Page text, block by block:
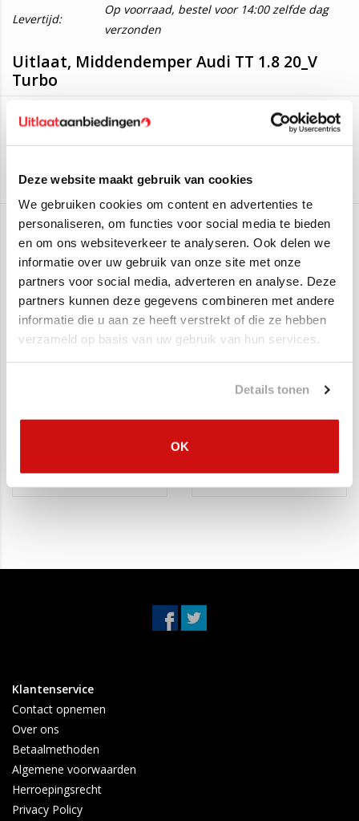
Deze website maakt gebruik van cookies
We gebruiken cookies om content en advertenties te
personaliseren, om functies voor social media te bieden
en om ons websiteverkeer te analyseren. Ook delen we
informatie over uw gebruik van onze site met onze
partners voor social media, adverteren en analyse. Deze
partners kunnen deze gegevens combineren met andere
informatie die u aan ze heeft verstrekt of die ze hebben
verzameld op basis van uw gebruik van hun services.
Details tonen
OK
Levertijd:
Op voorraad, bestel voor 14:00 zelfde dag
verzonden
Uitlaat, Middendemper Audi TT 1.8 20_V
Turbo
Deze uitlaat is geschikt voor:
Audi TT 1.8 20_V Turbo(110KW/150PK – 2002 t/m 2006)
Audi TT 1.8 20_V Turbo(132KW/179PK - 1998 t/m 2006)
Audi TT 1.8 20_V Turbo(140KW/190PK - 2005 t/m 2006)
Montagematerialen kunt u bovenaan bij bestellen.
Gerelateerde producten
SALE
einddemper Audi TT
€250,00 €109,95
SALE
€90,00 €59,95
Klantenservice
Contact opnemen
Over ons
Betaalmethoden
Algemene voorwaarden
Herroepingsrecht
Privacy Policy